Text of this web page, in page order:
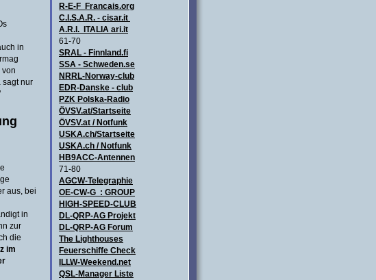
R-E-F Francais.org
C.I.S.A.R. - cisar.it
A.R.I. ITALIA ari.it
61-70
SRAL - Finnland.fi
SSA - Schweden.se
NRRL-Norway-club
EDR-Danske - club
PZK Polska-Radio
ÖVSV.at/Startseite
ÖVSV.at / Notfunk
USKA.ch/Startseite
USKA.ch / Notfunk
HB9ACC-Antennen
71-80
AGCW-Telegraphie
OE-CW-G : GROUP
HIGH-SPEED-CLUB
DL-QRP-AG Projekt
DL-QRP-AG Forum
The Lighthouses
Feuerschiffe Check
ILLW-Weekend.net
QSL-Manager Liste
in
von
sagt nur
aus, bei
in
zur
die
im